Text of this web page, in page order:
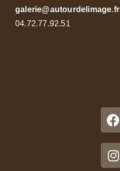
galerie@autourdelimage.fr
04.72.77.92.51